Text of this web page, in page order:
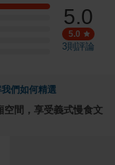
5.0
5.0
3則評論
們如何精選
空間，享受義式慢食文